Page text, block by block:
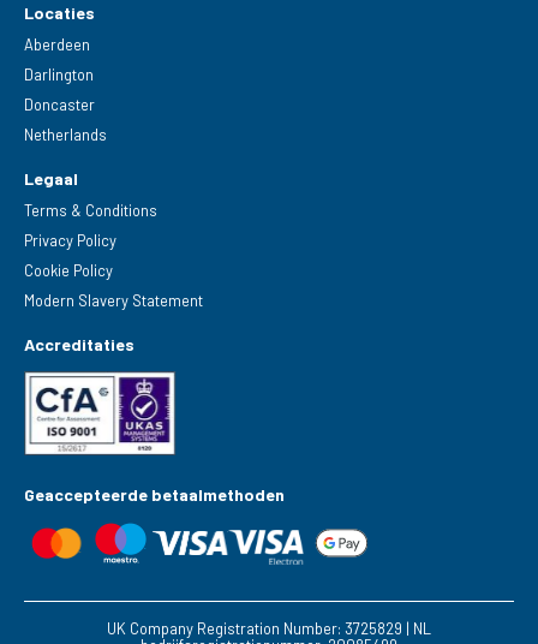
Locaties
Aberdeen
Darlington
Doncaster
Netherlands
Legaal
Terms & Conditions
Privacy Policy
Cookie Policy
Modern Slavery Statement
Accreditaties
Geaccepteerde betaalmethoden
UK Company Registration Number: 3725829 | NL